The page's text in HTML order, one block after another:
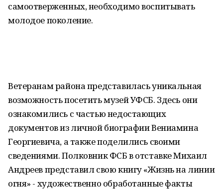
самоотверженных, необходимо воспитывать
молодое поколение.
Ветеранам района представилась уникальная
возможность посетить музей УФСБ. Здесь они
ознакомились с частью недостающих
документов из личной биографии Вениамина
Георгиевича, а также поделились своими
сведениями. Полковник ФСБ в отставке Михаил
Андреев представил свою книгу «Жизнь на линии
огня» - художественно обработанные факты